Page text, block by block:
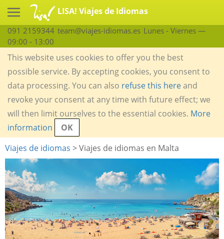
LISA! Viajes de Idiomas
091 2159344 team@viajes-idiomas.es Lunes - Viernes —
09:00 - 13:00
This website uses cookies to offer you the best
possible service. By accepting cookies, you consent to
data processing. You can also refuse this hereand
revoke your consent at any time with future effect; we
will then limit ourselves to the essential cookies. More
information
OK
Viajes de idiomas > Viajes de idiomas en Malta